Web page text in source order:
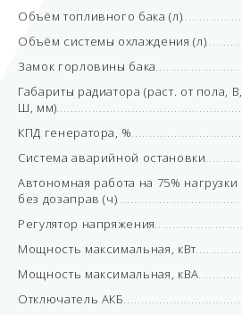
Объём топливного бака (л)
Объём системы охлаждения (л)
Замок горловины бака
Габариты радиатора (раст. от пола, В,
Ш, мм)
КПД генератора, %
Система аварийной остановки
Автономная работа на 75% нагрузки
без дозаправ (ч)
Регулятор напряжения
Мощность максимальная, кВт
Мощность максимальная, кВА
Отключатель АКБ